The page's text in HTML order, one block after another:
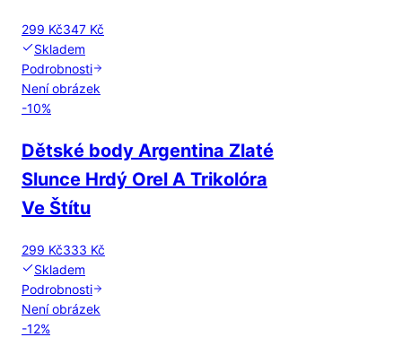
299 Kč347 Kč
Skladem
Podrobnosti
Není obrázek
-10%
Dětské body Argentina Zlaté
Slunce Hrdý Orel A Trikolóra
Ve Štítu
299 Kč333 Kč
Skladem
Podrobnosti
Není obrázek
-12%